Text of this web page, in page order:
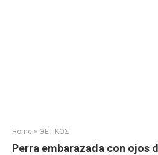
Home » ΘΕΤΙΚΟΣ
Perra embarazada con ojos